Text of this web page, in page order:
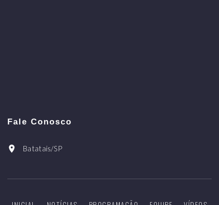
Fale Conosco
Batatais/SP